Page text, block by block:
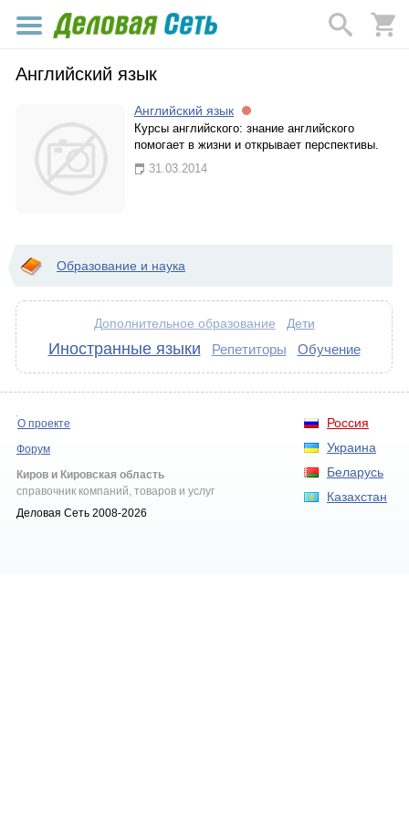
Английский язык
Английский язык
Курсы английского: знание английского
помогает в жизни и открывает перспективы.
31.03.2014
Образование и наука
Дополнительное образование Дети
Иностранные языки Репетиторы Обучение
Россия
Украина
Беларусь
Казахстан
О проекте
Форум
Киров и Кировская область
справочник компаний, товаров и услуг
Деловая Сеть 2008-2026